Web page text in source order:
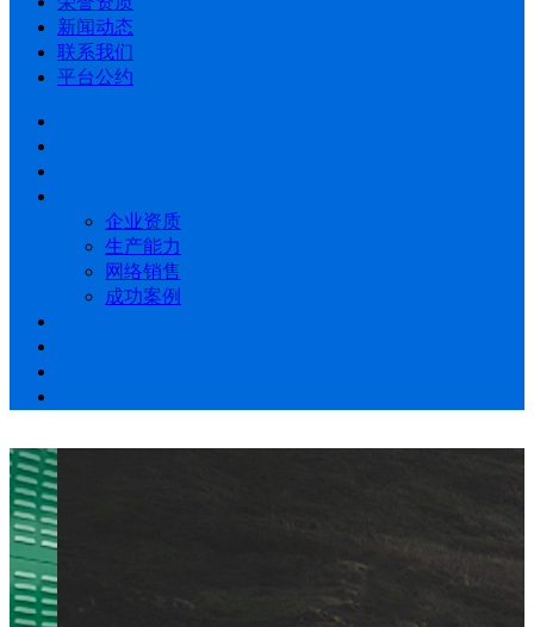
新闻动态
联系我们
平台公约
企业资质
生产能力
网络销售
成功案例